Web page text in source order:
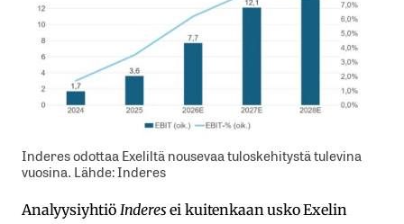
Inderes odottaa Exeliltä nousevaa tuloskehitystä tulevina
vuosina. Lähde: Inderes
Analyysiyhtiö Inderesei kuitenkaan usko Exelin